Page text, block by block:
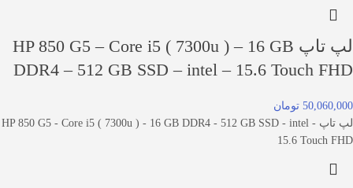
لپ تاپ HP 850 G5 – Core i5 ( 7300u ) – 16 GB
DDR4 – 512 GB SSD – intel – 15.6 Touch FHD
50,060,000 تومان
لپ تاپ HP 850 G5 - Core i5 ( 7300u ) - 16 GB DDR4 - 512 GB SSD - intel -
15.6 Touch FHD